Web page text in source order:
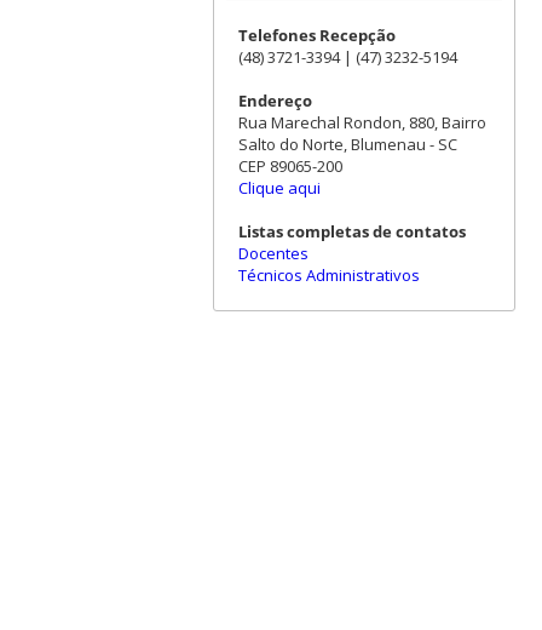
Telefones Recepção
(48) 3721-3394 | (47) 3232-5194
Endereço
Rua Marechal Rondon, 880, Bairro
Salto do Norte, Blumenau - SC
CEP 89065-200
Clique aqui
Listas completas de contatos
Docentes
Técnicos Administrativos